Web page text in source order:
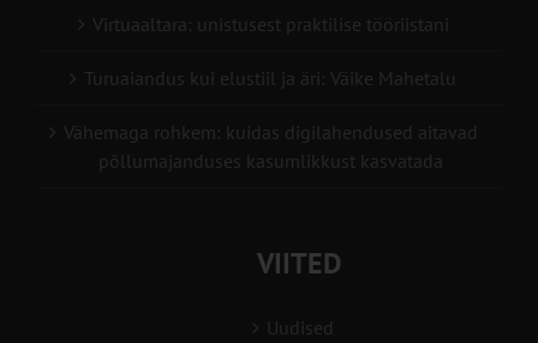
Virtuaaltara: unistusest praktilise tööriistani
Turuaiandus kui elustiil ja äri: Väike Mahetalu
Vähemaga rohkem: kuidas digilahendused aitavad
põllumajanduses kasumlikkust kasvatada
VIITED
Uudised